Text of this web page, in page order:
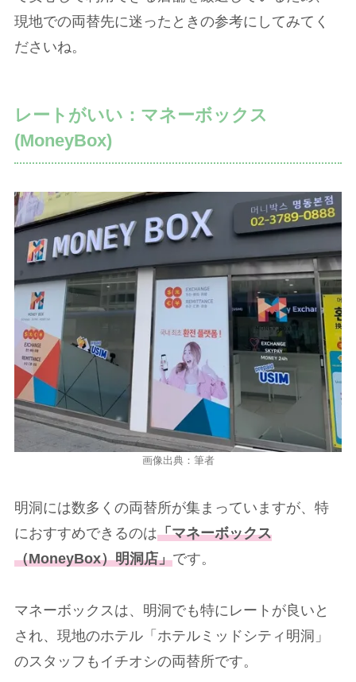
現地での両替先に迷ったときの参考にしてみてく
ださいね。
レートがいい：マネーボックス
(MoneyBox)
画像出典：筆者
明洞には数多くの両替所が集まっていますが、特
におすすめできるのは「マネーボックス
（MoneyBox）明洞店」です。
マネーボックスは、明洞でも特にレートが良いと
され、現地のホテル「ホテルミッドシティ明洞」
のスタッフもイチオシの両替所です。